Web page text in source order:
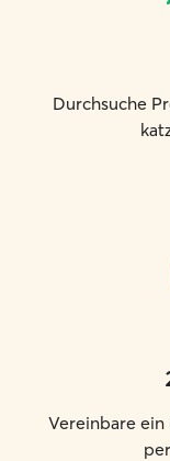
Durchsuche
Vereinbare ein